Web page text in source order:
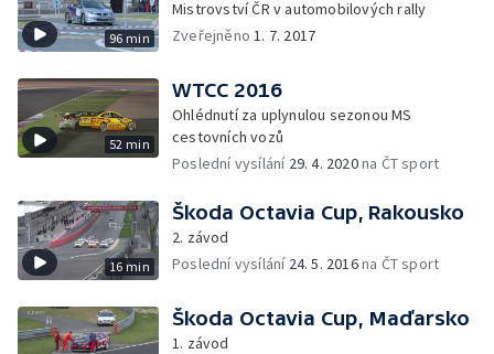
96 min
Mistrovství ČR v automobilových rally
Zveřejněno1. 7. 2017
52 min
WTCC 2016
Ohlédnutí za uplynulou sezonou MS
cestovních vozů
Poslední vysílání 29. 4. 2020na ČT sport
16 min
Škoda Octavia Cup, Rakousko
2. závod
Poslední vysílání 24. 5. 2016na ČT sport
Škoda Octavia Cup, Maďarsko
1. závod